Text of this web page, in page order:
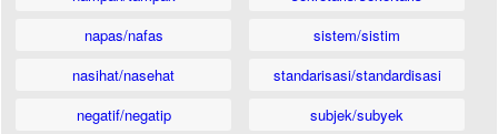
napas/nafas
nasihat/nasehat
negatif/negatip
sistem/sistim
standarisasi/standardisasi
subjek/subyek